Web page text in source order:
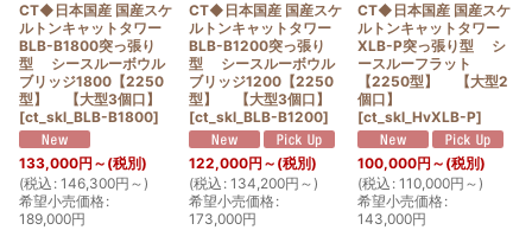
CT◆日本国産 国産スケ
ルトンキャットタワー
BLB-B1800突っ張り
型 シースルーボウル
ブリッジ1800【2250
型】 【大型3個口】
[ct_skl_BLB-B1800]
133,000円 ～ (税別)
(税込 : 146,300円 ～)
希望小売価格:
189,000円
CT◆日本国産 国産スケ
ルトンキャットタワー
BLB-B1200突っ張り
型 シースルーボウル
ブリッジ1200【2250
型】 【大型3個口】
[ct_skl_BLB-B1200]
122,000円 ～ (税別)
(税込 : 134,200円 ～)
希望小売価格:
173,000円
CT◆日本国産 国産スケ
ルトンキャットタワー
XLB-P突っ張り型 シ
ースルーフラット
【2250型】 【大型2
個口】
[ct_skl_HvXLB-P]
100,000円 ～ (税別)
(税込 : 110,000円 ～)
希望小売価格:
143,000円